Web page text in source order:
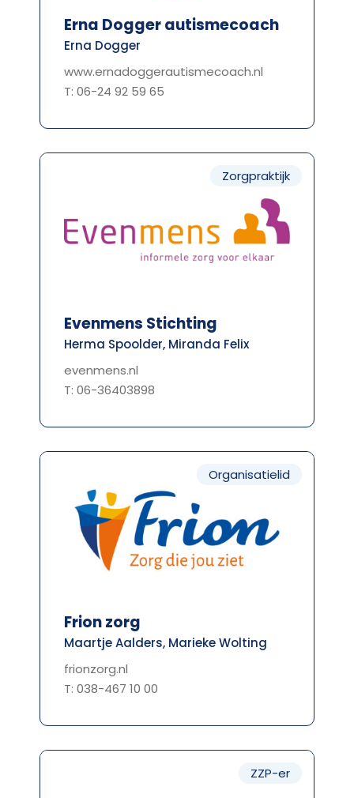
Erna Dogger autismecoach
Erna Dogger
www.ernadoggerautismecoach.nl
T: 06-24 92 59 65
Zorgpraktijk
Evenmens Stichting
Herma Spoolder, Miranda Felix
evenmens.nl
T: 06-36403898
Organisatielid
Frion zorg
Maartje Aalders, Marieke Wolting
frionzorg.nl
T: 038-467 10 00
ZZP-er